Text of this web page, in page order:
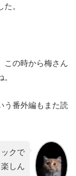
。
この時から梅さん
う番外編もまた読
クで
しん